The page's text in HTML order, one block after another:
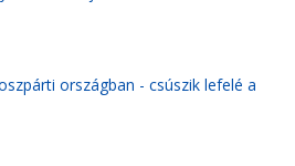
országban - csúszik lefelé a